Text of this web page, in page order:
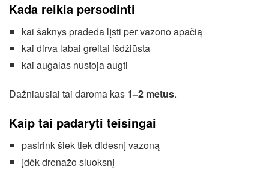
Kada reikia persodinti
kai šaknys pradeda lįsti per vazono apačią
kai dirva labai greitai išdžiūsta
kai augalas nustoja augti
Dažniausiai tai daroma kas 1–2 metus.
Kaip tai padaryti teisingai
pasirink šiek tiek didesnį vazoną
įdėk drenažo sluoksnį